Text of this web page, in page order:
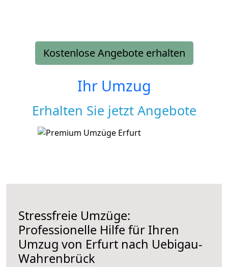
Kostenlose Angebote erhalten
Ihr Umzug
Erhalten Sie jetzt Angebote
Stressfreie Umzüge:
Professionelle Hilfe für Ihren
Umzug von Erfurt nach Uebigau-
Wahrenbrück